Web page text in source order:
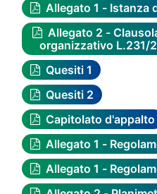
Allegato 1 - Istanza
Allegato 2 -
organizzativo L.231/
Quesiti 1
Quesiti 2
Capitolato d'appalto
Allegato 1 -
Allegato 1 -